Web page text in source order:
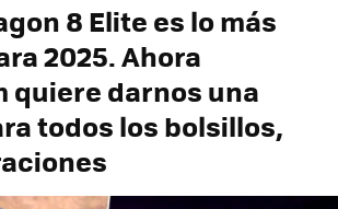
8 Elite es lo más
2025. Ahora
quiere darnos una
todos los bolsillos,